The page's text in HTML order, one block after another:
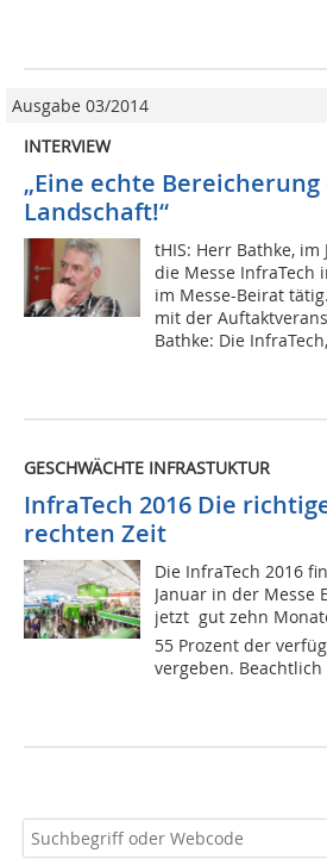
Ausgabe 03/2014
INTERVIEW
„Eine echte Bereicherung
Landschaft!“
tHIS: Herr Bathke,
die Messe InfraTech
im Messe-Beirat
mit der
Bathke: Die
GESCHWÄCHTE INFRASTUKTUR
InfraTech 2016 Die
rechten Zeit
Die InfraTech 2016
Januar in der Messe
jetzt  gut zehn
55 Prozent der
vergeben. Beachtlich